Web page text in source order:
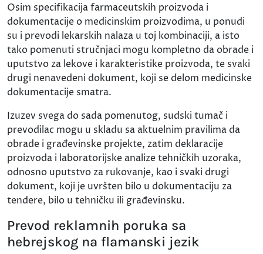
Osim specifikacija farmaceutskih proizvoda i
dokumentacije o medicinskim proizvodima, u ponudi
su i prevodi lekarskih nalaza u toj kombinaciji, a isto
tako pomenuti stručnjaci mogu kompletno da obrade i
uputstvo za lekove i karakteristike proizvoda, te svaki
drugi nenavedeni dokument, koji se delom medicinske
dokumentacije smatra.
Izuzev svega do sada pomenutog, sudski tumač i
prevodilac mogu u skladu sa aktuelnim pravilima da
obrade i građevinske projekte, zatim deklaracije
proizvoda i laboratorijske analize tehničkih uzoraka,
odnosno uputstvo za rukovanje, kao i svaki drugi
dokument, koji je uvršten bilo u dokumentaciju za
tendere, bilo u tehničku ili građevinsku.
Prevod reklamnih poruka sa
hebrejskog na flamanski jezik